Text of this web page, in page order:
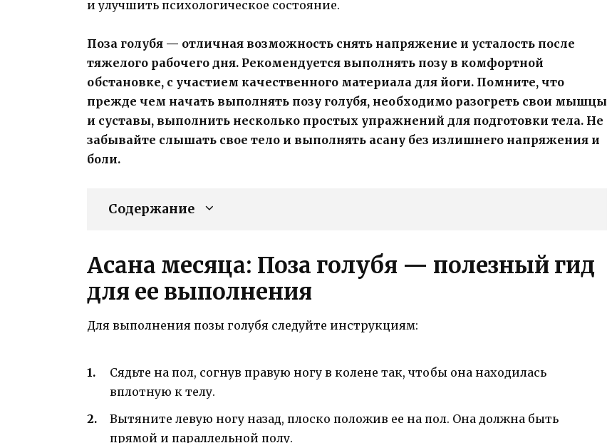
и улучшить психологическое состояние.
Поза голубя — отличная возможность снять напряжение и усталость после
тяжелого рабочего дня. Рекомендуется выполнять позу в комфортной
обстановке, с участием качественного материала для йоги. Помните, что
прежде чем начать выполнять позу голубя, необходимо разогреть свои мышцы
и суставы, выполнить несколько простых упражнений для подготовки тела. Не
забывайте слышать свое тело и выполнять асану без излишнего напряжения и
боли.
Содержание
Асана месяца: Поза голубя — полезный гид
для ее выполнения
Для выполнения позы голубя следуйте инструкциям:
Сядьте на пол, согнув правую ногу в колене так, чтобы она находилась
вплотную к телу.
Вытяните левую ногу назад, плоско положив ее на пол. Она должна быть
прямой и параллельной полу.